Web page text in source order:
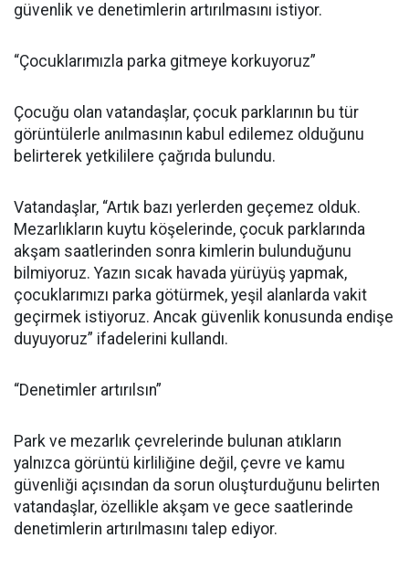
güvenlik ve denetimlerin artırılmasını istiyor.
“Çocuklarımızla parka gitmeye korkuyoruz”
Çocuğu olan vatandaşlar, çocuk parklarının bu tür
görüntülerle anılmasının kabul edilemez olduğunu
belirterek yetkililere çağrıda bulundu.
Vatandaşlar, “Artık bazı yerlerden geçemez olduk.
Mezarlıkların kuytu köşelerinde, çocuk parklarında
akşam saatlerinden sonra kimlerin bulunduğunu
bilmiyoruz. Yazın sıcak havada yürüyüş yapmak,
çocuklarımızı parka götürmek, yeşil alanlarda vakit
geçirmek istiyoruz. Ancak güvenlik konusunda endişe
duyuyoruz” ifadelerini kullandı.
“Denetimler artırılsın”
Park ve mezarlık çevrelerinde bulunan atıkların
yalnızca görüntü kirliliğine değil, çevre ve kamu
güvenliği açısından da sorun oluşturduğunu belirten
vatandaşlar, özellikle akşam ve gece saatlerinde
denetimlerin artırılmasını talep ediyor.